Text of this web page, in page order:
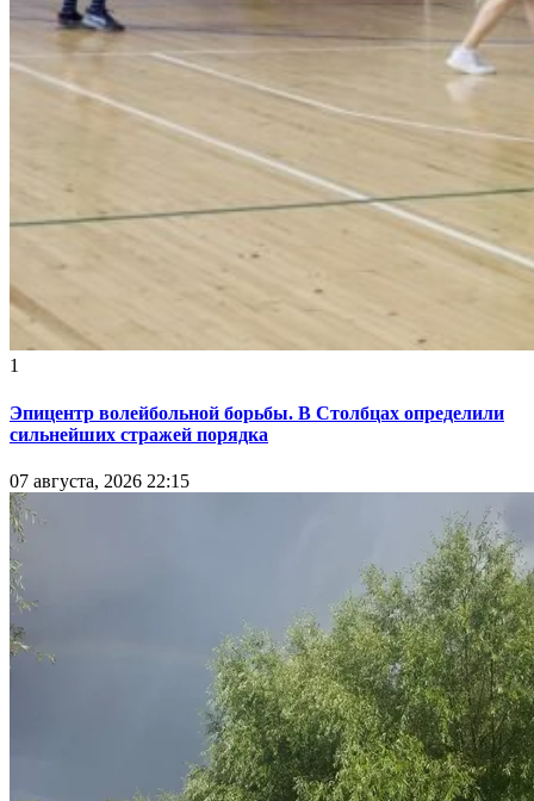
1
Эпицентр волейбольной борьбы. В Столбцах определили
сильнейших стражей порядка
07 августа, 2026 22:15